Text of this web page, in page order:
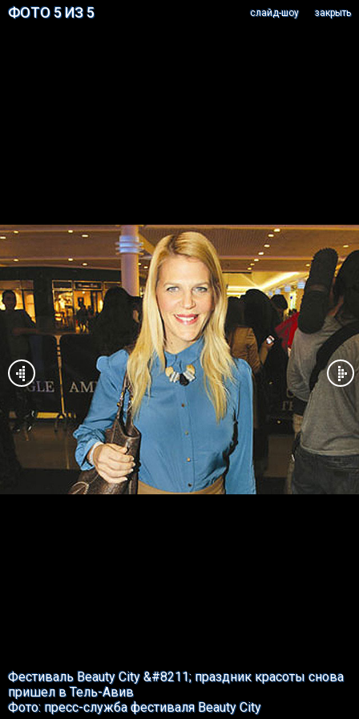
ФОТО 5 ИЗ 5 закрыть
cлайд-шоу
Фестиваль Beauty City &#8211; праздник красоты снова
пришел в Тель-Авив
Фото: пресс-служба фестиваля Beauty City